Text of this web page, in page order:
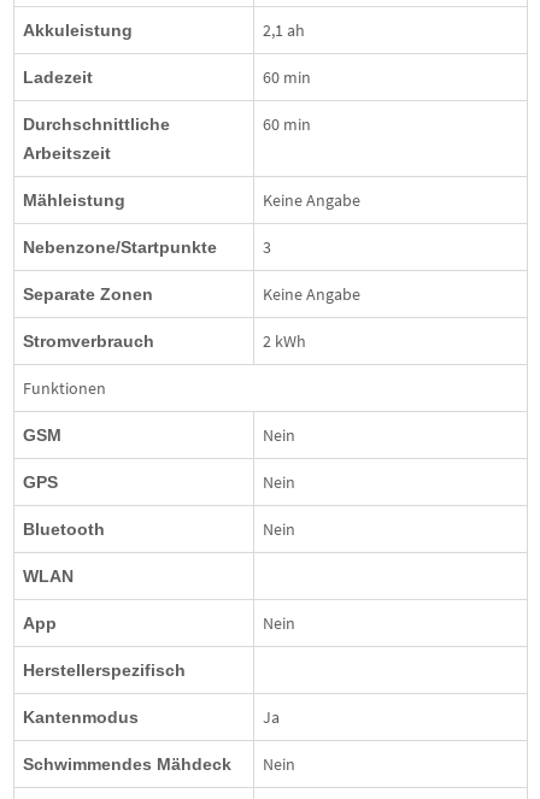
Akkuleistung 2,1 ah
Ladezeit 60 min
Durchschnittliche
Arbeitszeit
60 min
Mähleistung Keine Angabe
Nebenzone/Startpunkte 3
Separate Zonen Keine Angabe
Stromverbrauch 2 kWh
Funktionen
GSM Nein
GPS Nein
Bluetooth Nein
WLAN
App Nein
Herstellerspezifisch
Kantenmodus Ja
Schwimmendes Mähdeck Nein